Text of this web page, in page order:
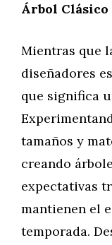
Árbol Clásico
Mientras que
diseñadores
que significa
tamaños y
creando
expectativas
mantienen el
temporada.